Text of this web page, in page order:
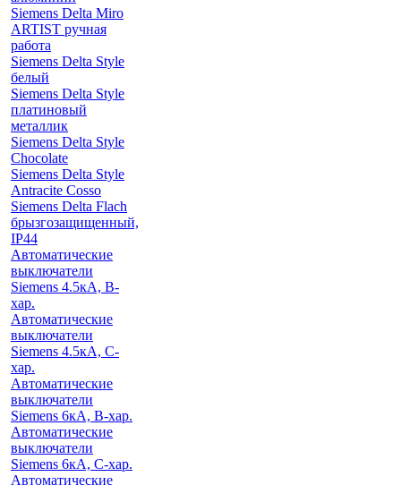
Siemens Delta Miro
ARTIST ручная
работа
Siemens Delta Style
белый
Siemens Delta Style
платиновый
металлик
Siemens Delta Style
Chocolate
Siemens Delta Style
Antracite Cosso
Siemens Delta Flach
брызгозащищенный,
IP44
Автоматические
выключатели
Siemens 4.5кА, B-
хар.
Автоматические
выключатели
Siemens 4.5кА, C-
хар.
Автоматические
выключатели
Siemens 6кА, B-хар.
Автоматические
выключатели
Siemens 6кА, С-хар.
Автоматические